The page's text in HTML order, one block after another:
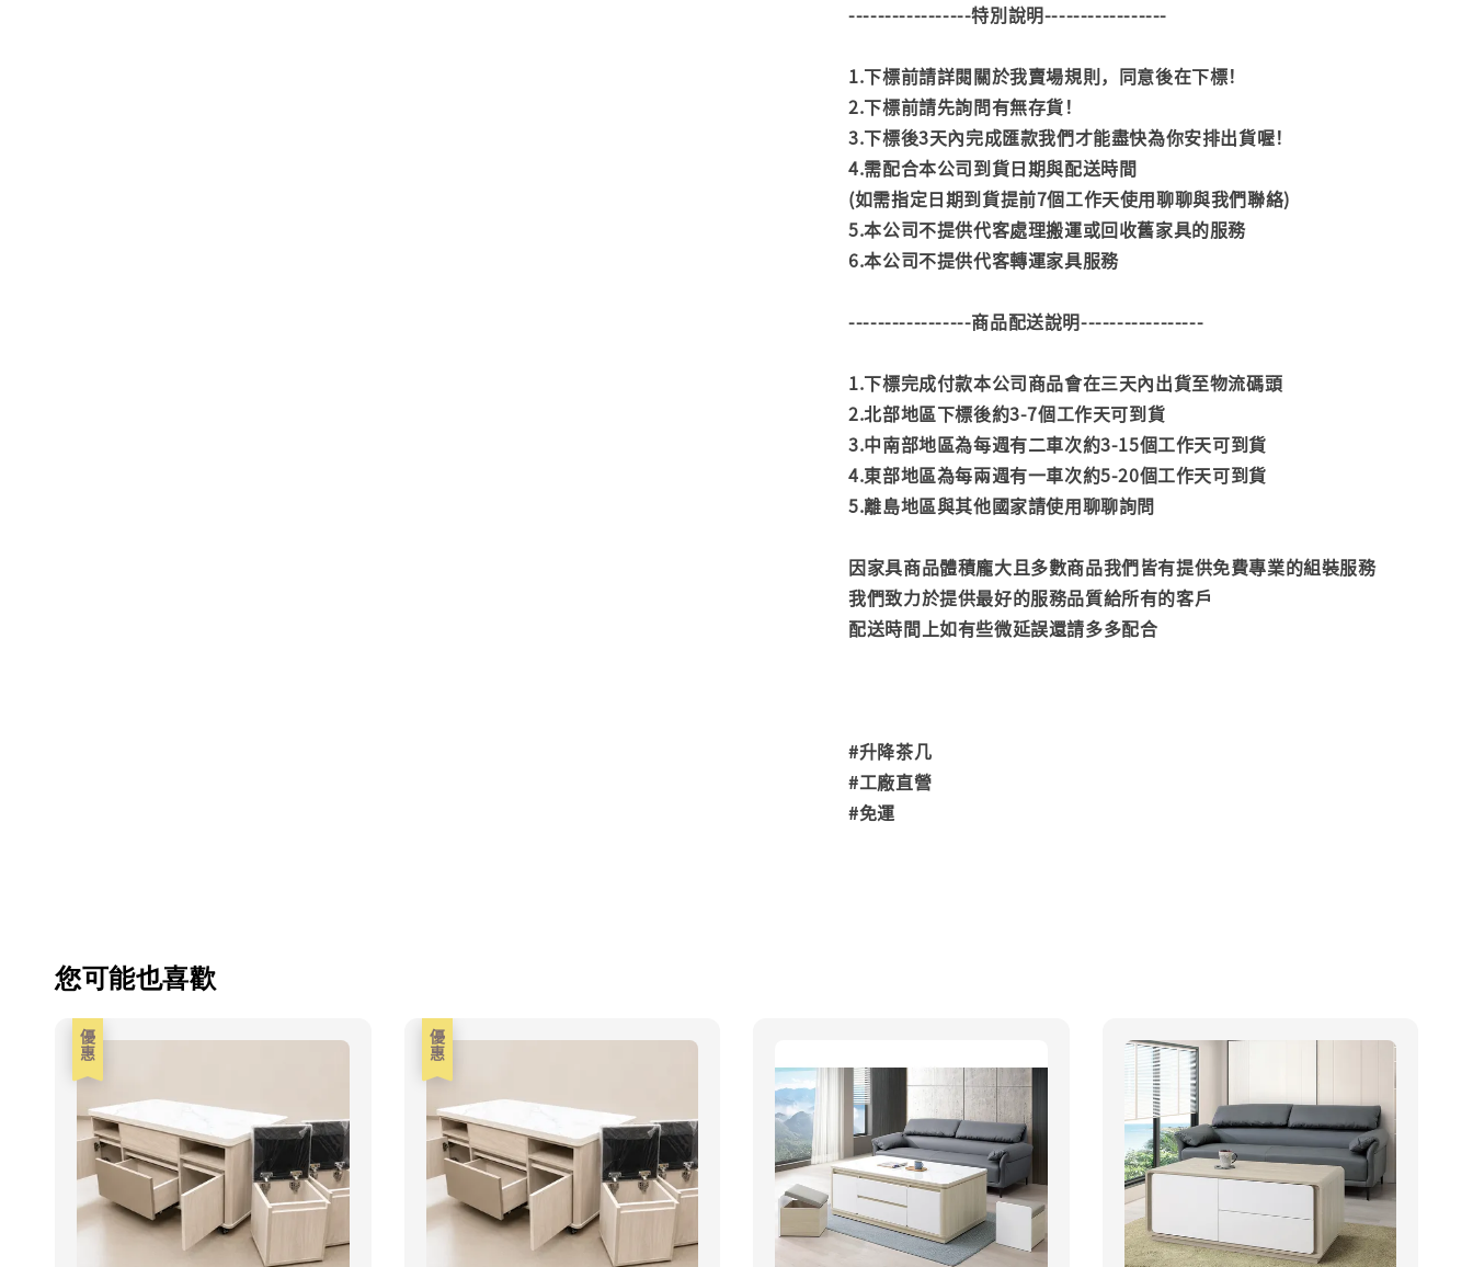
-----------------特別說明-----------------
1.下標前請詳閱關於我賣場規則，同意後在下標！
2.下標前請先詢問有無存貨！
3.下標後3天內完成匯款我們才能盡快為你安排出貨喔！
4.需配合本公司到貨日期與配送時間
(如需指定日期到貨提前7個工作天使用聊聊與我們聯絡)
5.本公司不提供代客處理搬運或回收舊家具的服務
6.本公司不提供代客轉運家具服務
-----------------商品配送說明-----------------
1.下標完成付款本公司商品會在三天內出貨至物流碼頭
2.北部地區下標後約3-7個工作天可到貨
3.中南部地區為每週有二車次約3-15個工作天可到貨
4.東部地區為每兩週有一車次約5-20個工作天可到貨
5.離島地區與其他國家請使用聊聊詢問
因家具商品體積龐大且多數商品我們皆有提供免費專業的組裝服務
我們致力於提供最好的服務品質給所有的客戶
配送時間上如有些微延誤還請多多配合
#升降茶几
#工廠直營
#免運
您可能也喜歡
優惠 優惠